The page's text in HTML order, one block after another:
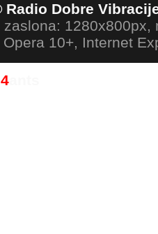
Dobre
1280x800px,
10+, Internet
4